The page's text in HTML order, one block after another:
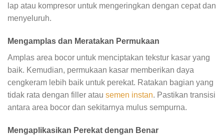
lap atau kompresor untuk mengeringkan dengan cepat dan
menyeluruh.
Mengamplas dan Meratakan Permukaan
Amplas area bocor untuk menciptakan tekstur kasar yang
baik. Kemudian, permukaan kasar memberikan daya
cengkeram lebih baik untuk perekat. Ratakan bagian yang
tidak rata dengan filler atau semen instan. Pastikan transisi
antara area bocor dan sekitarnya mulus sempurna.
Mengaplikasikan Perekat dengan Benar